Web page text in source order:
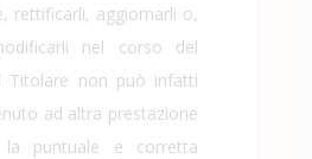
rettificarli, aggiornarli o,
nel corso del
Titolare non può infatti
ad altra prestazione
puntuale e corretta